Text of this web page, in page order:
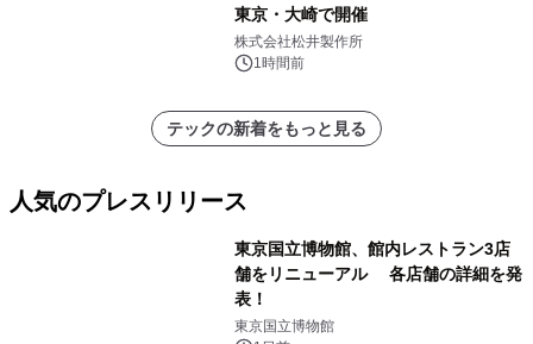
東京・大崎で開催
株式会社松井製作所
1時間前
テックの新着をもっと見る
人気のプレスリリース
東京国立博物館、館内レストラン3店
舗をリニューアル 各店舗の詳細を発
表！
東京国立博物館